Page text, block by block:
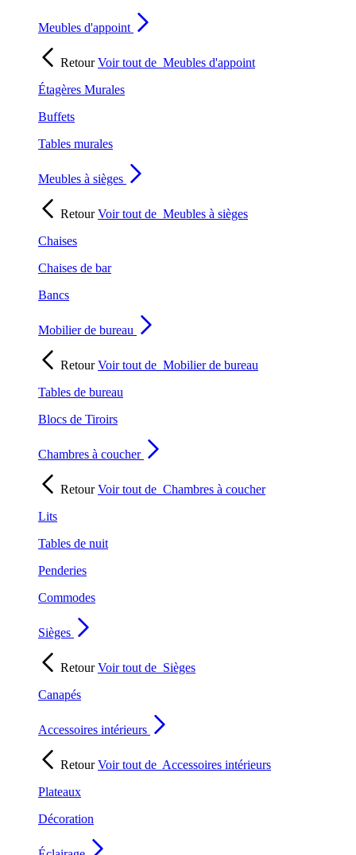
Meubles d'appoint
RetourVoir tout de Meubles d'appoint
Étagères Murales
Buffets
Tables murales
Meubles à sièges
RetourVoir tout de Meubles à sièges
Chaises
Chaises de bar
Bancs
Mobilier de bureau
RetourVoir tout de Mobilier de bureau
Tables de bureau
Blocs de Tiroirs
Chambres à coucher
RetourVoir tout de Chambres à coucher
Lits
Tables de nuit
Penderies
Commodes
Sièges
RetourVoir tout de Sièges
Canapés
Accessoires intérieurs
RetourVoir tout de Accessoires intérieurs
Plateaux
Décoration